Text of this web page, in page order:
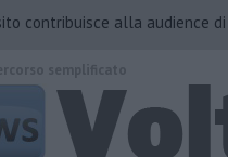
contribuisce alla audience di